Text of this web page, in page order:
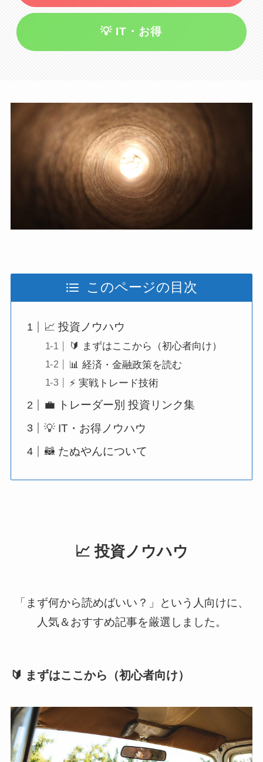
💡 IT・お得
このページの目次
📈 投資ノウハウ
🔰 まずはここから（初心者向け）
📊 経済・金融政策を読む
⚡ 実戦トレード技術
💼 トレーダー別 投資リンク集
💡 IT・お得ノウハウ
🦝 たぬやんについて
📈 投資ノウハウ
「まず何から読めばいい？」という人向けに、
人気＆おすすめ記事を厳選しました。
🔰 まずはここから（初心者向け）